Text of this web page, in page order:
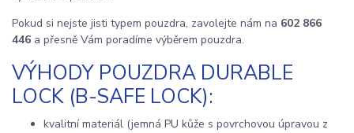
Pokud si nejste jisti typem pouzdra, zavolejte nám na 602 866
446 a přesně Vám poradíme výběrem pouzdra.
VÝHODY POUZDRA DURABLE
LOCK (B-SAFE LOCK):
kvalitní materiál (jemná PU kůže s povrchovou úpravou z